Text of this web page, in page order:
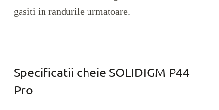
gasiti in randurile urmatoare.
Specificatii cheie SOLIDIGM P44
Pro